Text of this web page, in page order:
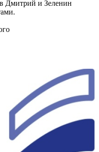
Дмитрий и Зеленин